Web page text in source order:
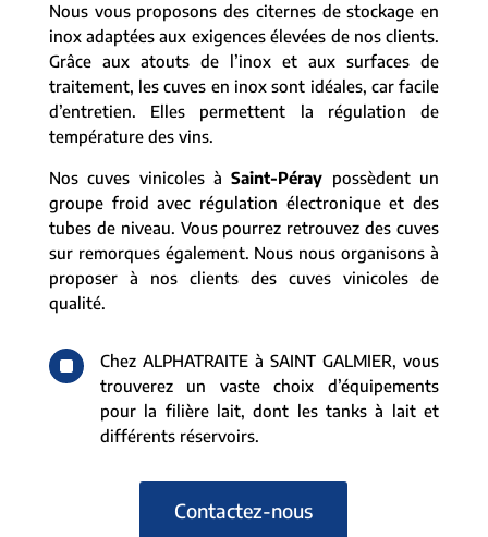
Nous vous proposons des citernes de stockage en
inox adaptées aux exigences élevées de nos clients.
Grâce aux atouts de l’inox et aux surfaces de
traitement, les cuves en inox sont idéales, car facile
d’entretien. Elles permettent la régulation de
température des vins.
Nos cuves vinicoles àSaint-Péray possèdent un
groupe froid avec régulation électronique et des
tubes de niveau. Vous pourrez retrouvez des cuves
sur remorques également. Nous nous organisons à
proposer à nos clients des cuves vinicoles de
qualité.
^
Chez ALPHATRAITE à SAINT GALMIER, vous
trouverez un vaste choix d’équipements
pour la filière lait, dont les tanks à lait et
différents réservoirs.
Contactez-nous